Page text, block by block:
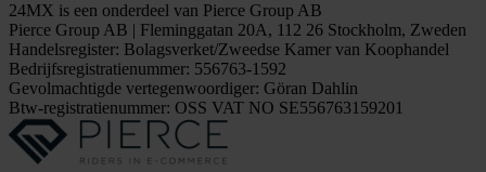
24MX is een onderdeel van Pierce Group AB
Pierce Group AB | Fleminggatan 20A, 112 26 Stockholm, Zweden
Handelsregister: Bolagsverket/Zweedse Kamer van Koophandel
Bedrijfsregistratienummer: 556763-1592
Gevolmachtigde vertegenwoordiger: Göran Dahlin
Btw-registratienummer: OSS VAT NO SE556763159201